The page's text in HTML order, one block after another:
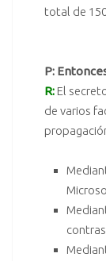
total de
P:
R:El
de varios